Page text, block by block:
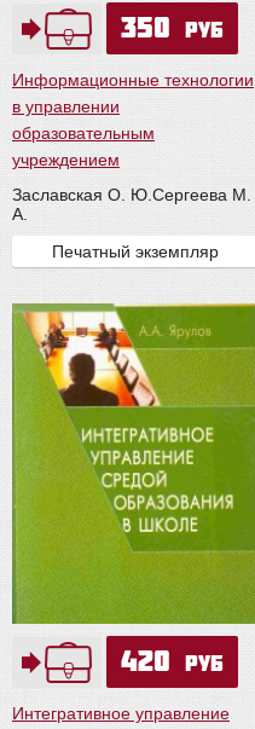
350 руб
Информационные технологии
в управлении
образовательным
учреждением
Заславская О. Ю. Сергеева М.
А.
Печатный экземпляр
420 руб
Интегративное управление